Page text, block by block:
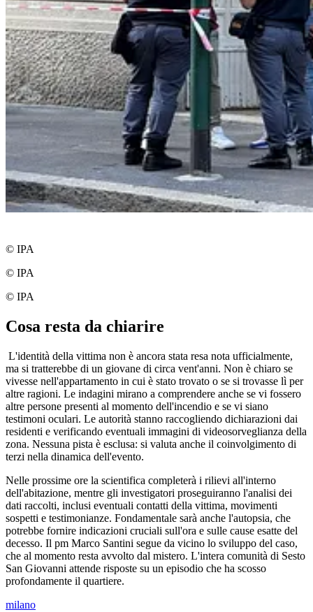
© IPA
© IPA
© IPA
Cosa resta da chiarire
L'identità della vittima non è ancora stata resa nota ufficialmente,
ma si tratterebbe di un giovane di circa vent'anni. Non è chiaro se
vivesse nell'appartamento in cui è stato trovato o se si trovasse lì per
altre ragioni. Le indagini mirano a comprendere anche se vi fossero
altre persone presenti al momento dell'incendio e se vi siano
testimoni oculari. Le autorità stanno raccogliendo dichiarazioni dai
residenti e verificando eventuali immagini di videosorveglianza della
zona. Nessuna pista è esclusa: si valuta anche il coinvolgimento di
terzi nella dinamica dell'evento.
Nelle prossime ore la scientifica completerà i rilievi all'interno
dell'abitazione, mentre gli investigatori proseguiranno l'analisi dei
dati raccolti, inclusi eventuali contatti della vittima, movimenti
sospetti e testimonianze. Fondamentale sarà anche l'autopsia, che
potrebbe fornire indicazioni cruciali sull'ora e sulle cause esatte del
decesso. Il pm Marco Santini segue da vicino lo sviluppo del caso,
che al momento resta avvolto dal mistero. L'intera comunità di Sesto
San Giovanni attende risposte su un episodio che ha scosso
profondamente il quartiere.
milano